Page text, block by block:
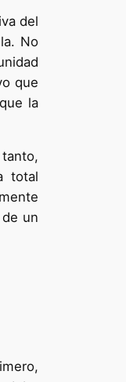
del
No
que
la
total
un